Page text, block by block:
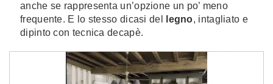
anche se rappresenta un’opzione un po’ meno
frequente. E lo stesso dicasi del
legno, intagliato e
dipinto con tecnica decapè.